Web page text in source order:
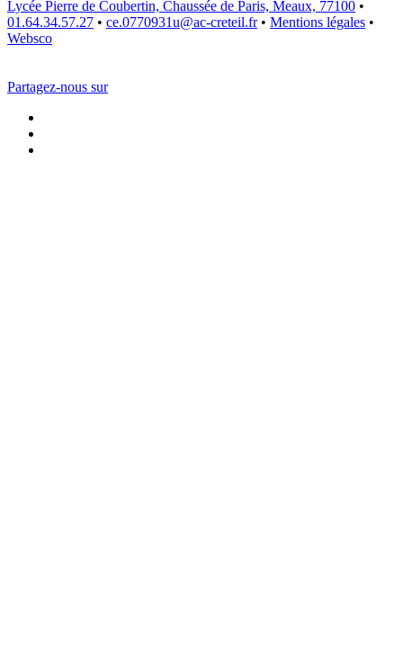
Lycée Pierre de Coubertin, Chaussée de Paris, Meaux, 77100 •
01.64.34.57.27 • ce.0770931u@ac-creteil.fr • Mentions légales •
Websco
Partagez-nous sur